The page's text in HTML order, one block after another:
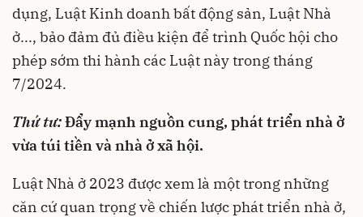
dụng, Luật Kinh doanh bất động sản, Luật Nhà
ở..., bảo đảm đủ điều kiện để trình Quốc hội cho
phép sớm thi hành các Luật này trong tháng
7/2024.
Thứ tư:Đẩy mạnh nguồn cung, phát triển nhà ở
vừa túi tiền và nhà ở xã hội.
Luật Nhà ở 2023 được xem là một trong những
căn cứ quan trọng về chiến lược phát triển nhà ở,